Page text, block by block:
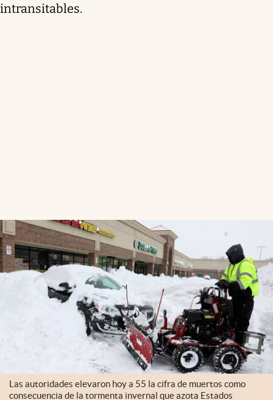
intransitables.
Las autoridades elevaron hoy a 55 la cifra de muertos como
consecuencia de la tormenta invernal que azota Estados